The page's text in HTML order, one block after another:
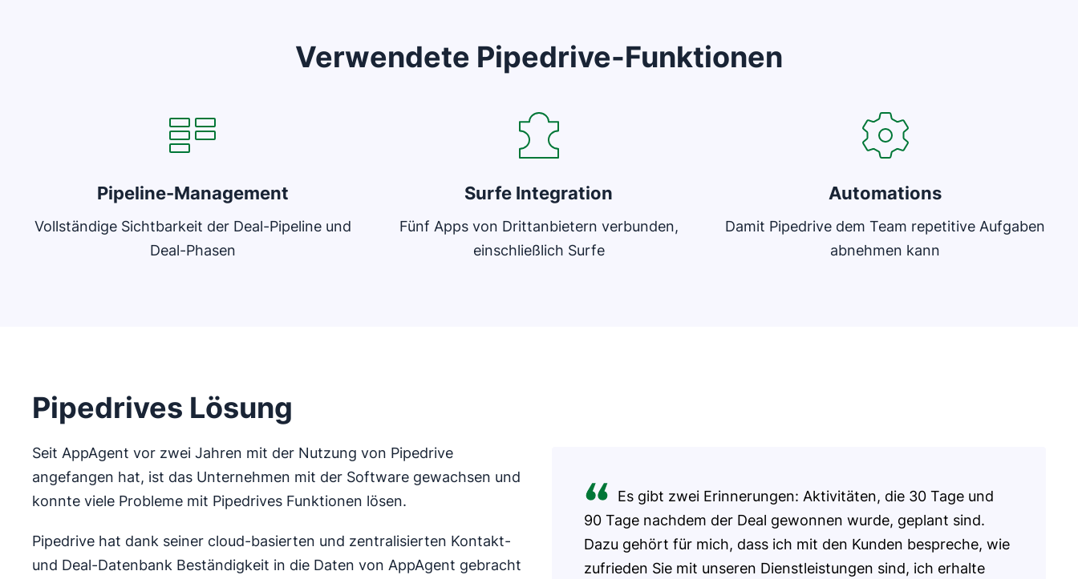
Verwendete Pipedrive-Funktionen
Pipeline-Management
Vollständige Sichtbarkeit der Deal-Pipeline und
Deal-Phasen
Surfe Integration
Fünf Apps von Drittanbietern verbunden,
einschließlich Surfe
Automations
Damit Pipedrive dem Team repetitive Aufgaben
abnehmen kann
Pipedrives Lösung
Seit AppAgent vor zwei Jahren mit der Nutzung von Pipedrive
angefangen hat, ist das Unternehmen mit der Software gewachsen und
konnte viele Probleme mit Pipedrives Funktionen lösen.
Pipedrive hat dank seiner cloud-basierten und zentralisierten Kontakt-
und Deal-Datenbank Beständigkeit in die Daten von AppAgent gebracht
Es gibt zwei Erinnerungen: Aktivitäten, die 30 Tage und
90 Tage nachdem der Deal gewonnen wurde, geplant sind.
Dazu gehört für mich, dass ich mit den Kunden bespreche, wie
zufrieden Sie mit unseren Dienstleistungen sind, ich erhalte